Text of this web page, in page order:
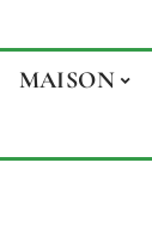
MAISON